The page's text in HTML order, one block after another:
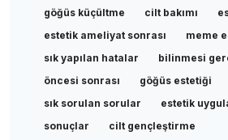
göğüs küçültme
cilt bakımı
estetik ameliyat sonrası
meme
sık yapılan hatalar
bilinmesi
öncesi sonrası
göğüs estetiği
sık sorulan sorular
estetik
sonuçlar
cilt gençleştirme